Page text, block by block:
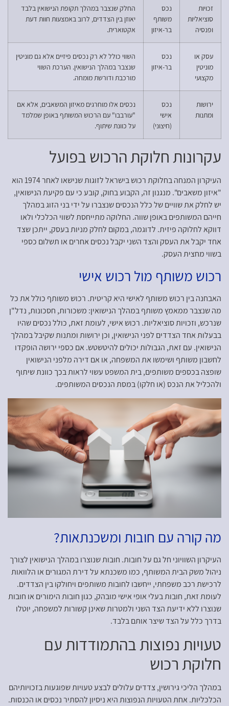
זכויות
סוציאליות
ופנסיה
נכס
משותף
בר-איזון
החלק שנצבר במהלך תקופת הנישואין בלבד
יאוזן בין הצדדים, לרוב באמצעות חוות דעת
אקטוארית.
עסק או
מוניטין
מקצועי
נכס
בר-איזון
השווי כולל לא רק נכסים פיזיים אלא גם מוניטין
שנצבר במהלך הנישואין. הערכת השווי
מורכבת ודורשת מומחה.
ירושות
ומתנות
נכס
אישי
(חיצוני)
נכסים אלו מוחרגים מאיזון המשאבים, אלא אם
"עורבבו" עם הרכוש המשותף באופן שמלמד
על כוונת שיתוף.
עקרונות חלוקת הרכוש בפועל
העיקרון המנחה בחלוקת רכוש בישראל לזוגות שנישאו לאחר 1974 הוא
"איזון משאבים". מנגנון זה, הקבוע בחוק, קובע כי עם פקיעת הנישואין,
יש לחלק את שוויים של כלל הנכסים שנצברו על ידי בני הזוג במהלך
חייהם המשותפים באופן שווה. החלוקה מתייחסת לשווי הכלכלי ולאו
דווקא לחלוקה פיזית. לדוגמה, במקום לחלק מניות בעסק, ייתכן שצד
אחד יקבל את העסק והצד השני יקבל נכסים אחרים או תשלום כספי
בשווי מחצית העסק.
רכוש משותף מול רכוש אישי
האבחנה בין רכוש משותף לאישי היא קריטית. רכוש משותף כולל את כל
מה שנצבר ממאמץ משותף במהלך הנישואין: משכורות, חסכונות, נדל"ן
שנרכש, וזכויות סוציאליות. רכוש אישי, לעומת זאת, כולל נכסים שהיו
בבעלות אחד הצדדים לפני הנישואין, וכן ירושות ומתנות שקיבל במהלך
הנישואין. עם זאת, הגבולות יכולים להיטשטש. אם כספי ירושה הופקדו
לחשבון משותף ושימשו את המשפחה, או אם דירה מלפני הנישואין
שופצה בכספים משותפים, בית המשפט עשוי לראות בכך כוונת שיתוף
ולהכליל את הנכס (או חלקו) במסת הנכסים המשותפים.
מה קורה עם חובות ומשכנתאות?
העיקרון השוויוני חל גם על חובות. חובות שנוצרו במהלך הנישואין לצורך
ניהול משק הבית המשותף, כמו משכנתא על דירת המגורים או הלוואות
לרכישת רכב משפחתי, ייחשבו לחובות משותפים ויחולקו בין הצדדים.
לעומת זאת, חובות בעלי אופי אישי מובהק, כגון חובות הימורים או חובות
שנוצרו ללא ידיעת הצד השני ולמטרות שאינן קשורות למשפחה, יוטלו
בדרך כלל על הצד שיצר אותם בלבד.
טעויות נפוצות בהתמודדות עם
חלוקת רכוש
במהלך הליכי גירושין, צדדים עלולים לבצע טעויות שפוגעות בזכויותיהם
הכלכליות. אחת הטעויות הנפוצות היא ניסיון להסתיר נכסים או הכנסות.